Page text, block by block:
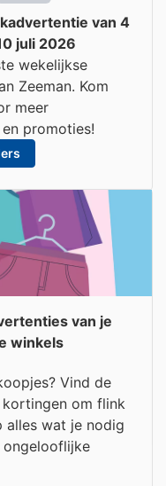
van 4
juli 2026
wekelijkse
Zeeman. Kom
meer
promoties!
van je
winkels
Vind de
om flink
alles wat je nodig
ongelooflijke